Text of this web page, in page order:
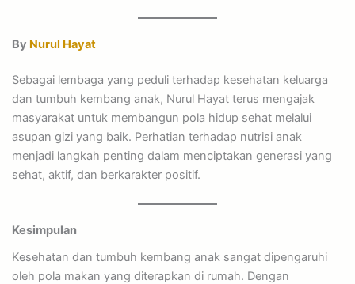
By Nurul Hayat
Sebagai lembaga yang peduli terhadap kesehatan keluarga
dan tumbuh kembang anak, Nurul Hayat terus mengajak
masyarakat untuk membangun pola hidup sehat melalui
asupan gizi yang baik. Perhatian terhadap nutrisi anak
menjadi langkah penting dalam menciptakan generasi yang
sehat, aktif, dan berkarakter positif.
Kesimpulan
Kesehatan dan tumbuh kembang anak sangat dipengaruhi
oleh pola makan yang diterapkan di rumah. Dengan